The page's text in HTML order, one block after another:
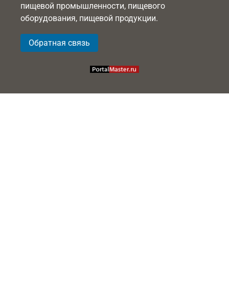
пищевой промышленности, пищевого
оборудования, пищевой продукции.
Обратная связь